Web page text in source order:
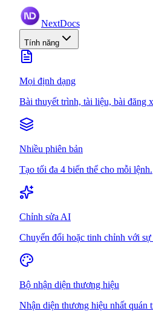
NextDocs
Tính năng
Mọi định dạng
Bài thuyết trình, tài liệu, bài đăng
Nhiều phiên bản
Tạo tối đa 4 biến thể cho mỗi lệnh.
Chỉnh sửa AI
Chuyển đổi hoặc tinh chỉnh với
Bộ nhận diện thương hiệu
Nhận diện thương hiệu nhất quán